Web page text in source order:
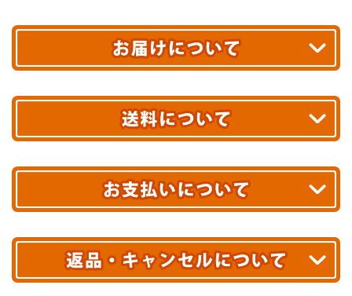
最短翌日お届け!
あす着エリアが対象です。
エリアやお届け日の確認はこちら▶
※ 配送業者による配送遅延が生じる可能性がございます。
※ 沖縄・離島はお届けできません。
送料無料!
10,000円未満 全国一律1,100円(税込)
配送業者
ヤマト運輸
クレジットカード